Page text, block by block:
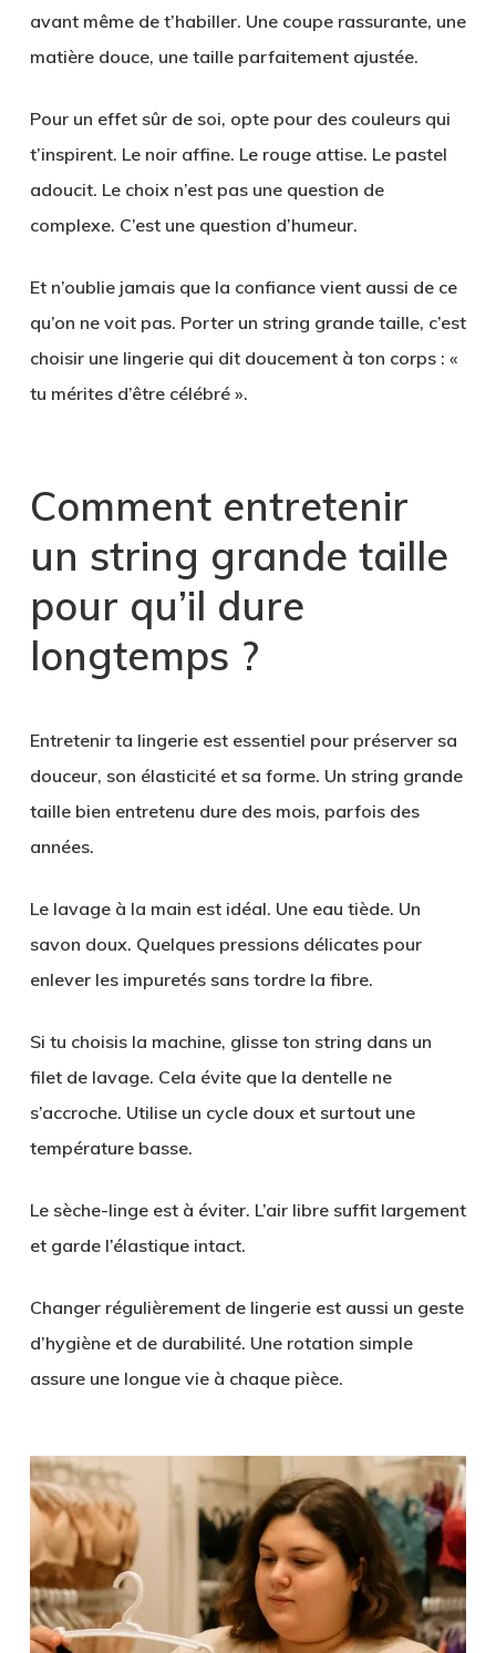
avant même de t’habiller. Une coupe rassurante, une
matière douce, une taille parfaitement ajustée.
Pour un effet sûr de soi, opte pour des couleurs qui
t’inspirent. Le noir affine. Le rouge attise. Le pastel
adoucit. Le choix n’est pas une question de
complexe. C’est une question d’humeur.
Et n’oublie jamais que la confiance vient aussi de ce
qu’on ne voit pas. Porter un string grande taille, c’est
choisir une lingerie qui dit doucement à ton corps : «
tu mérites d’être célébré ».
Comment entretenir
un string grande taille
pour qu’il dure
longtemps ?
Entretenir ta lingerie est essentiel pour préserver sa
douceur, son élasticité et sa forme. Un string grande
taille bien entretenu dure des mois, parfois des
années.
Le lavage à la main est idéal. Une eau tiède. Un
savon doux. Quelques pressions délicates pour
enlever les impuretés sans tordre la fibre.
Si tu choisis la machine, glisse ton string dans un
filet de lavage. Cela évite que la dentelle ne
s’accroche. Utilise un cycle doux et surtout une
température basse.
Le sèche-linge est à éviter. L’air libre suffit largement
et garde l’élastique intact.
Changer régulièrement de lingerie est aussi un geste
d’hygiène et de durabilité. Une rotation simple
assure une longue vie à chaque pièce.